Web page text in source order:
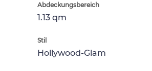
Abdeckungsbereich
1.13 qm
Stil
Hollywood-Glam